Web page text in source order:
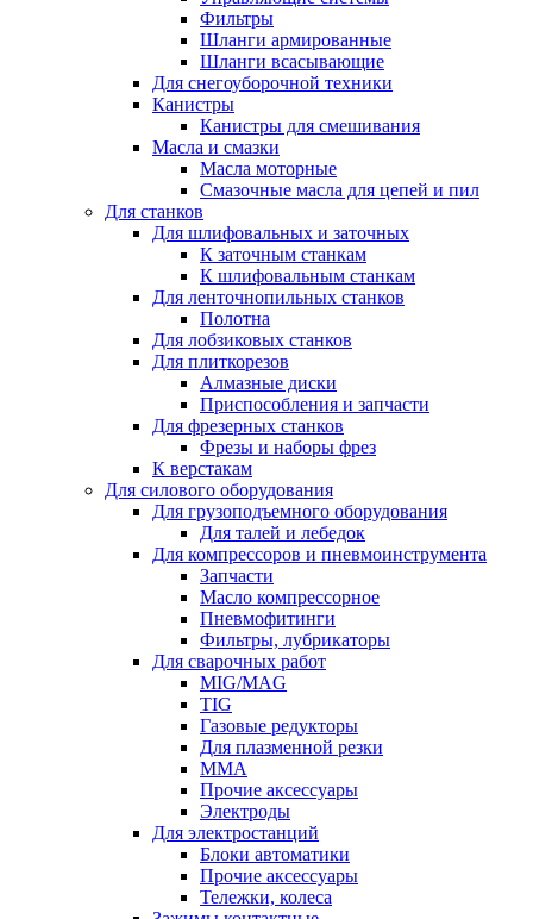
Фильтры
Шланги армированные
Шланги всасывающие
Для снегоуборочной техники
Канистры
Канистры для смешивания
Масла и смазки
Масла моторные
Смазочные масла для цепей и пил
Для станков
Для шлифовальных и заточных
К заточным станкам
К шлифовальным станкам
Для ленточнопильных станков
Полотна
Для лобзиковых станков
Для плиткорезов
Алмазные диски
Приспособления и запчасти
Для фрезерных станков
Фрезы и наборы фрез
К верстакам
Для силового оборудования
Для грузоподъемного оборудования
Для талей и лебедок
Для компрессоров и пневмоинструмента
Запчасти
Масло компрессорное
Пневмофитинги
Фильтры, лубрикаторы
Для сварочных работ
MIG/MAG
TIG
Газовые редукторы
Для плазменной резки
ММА
Прочие аксессуары
Электроды
Для электростанций
Блоки автоматики
Прочие аксессуары
Тележки, колеса